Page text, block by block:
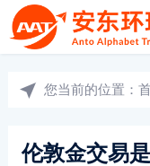
您当前的位置：
伦敦金交易